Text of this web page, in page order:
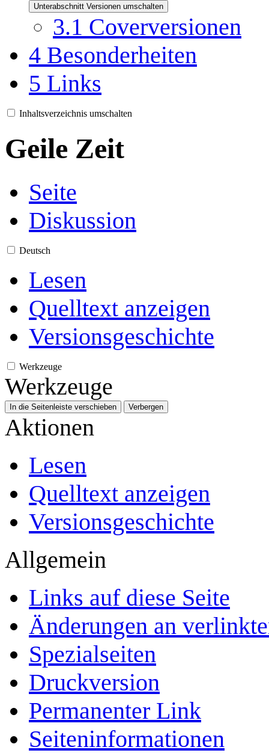
Unterabschnitt Versionen umschalten
3.1 Coverversionen
4 Besonderheiten
5 Links
Inhaltsverzeichnis umschalten
Geile Zeit
Seite
Diskussion
Deutsch
Lesen
Quelltext anzeigen
Versionsgeschichte
Werkzeuge
Werkzeuge
In die Seitenleiste verschieben Verbergen
Aktionen
Lesen
Quelltext anzeigen
Versionsgeschichte
Allgemein
Links auf diese Seite
Änderungen an
Spezialseiten
Druckversion
Permanenter Link
Seiten­­informationen